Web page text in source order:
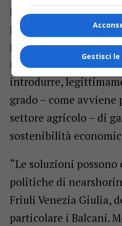
pienamente
produzioni dal basso
possono più trovare
meno che Bruxelles
introdurre,
grado – come avviene
settore agricolo – di
sostenibilità
“Le soluzioni possono
politiche di
Friuli Venezia Giulia,
particolare i Balcani.
Gestisci